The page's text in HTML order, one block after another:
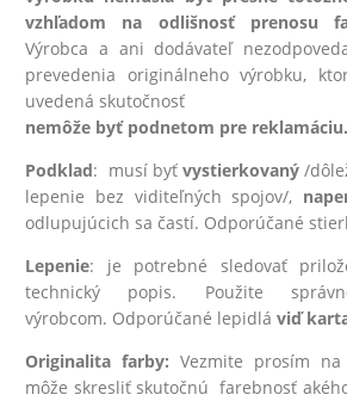
vzhľadom na odlišnosť prenosu
Výrobca a ani dodávateľ
prevedenia originálneho výrobku,
uvedená skutočnosť
nemôže byť podnetom pre reklamáciu.
Podklad: musí byťvystierkovaný /
lepenie bez viditeľných spojov/, na
odlupujúcich sa častí. Odporúčané
Lepenie: je potrebné sledovať
technický popis. Použite
výrobcom. Odporúčané lepidláviď
Originalita farby: Vezmite prosím
môže skresliť skutočnú farebnosť